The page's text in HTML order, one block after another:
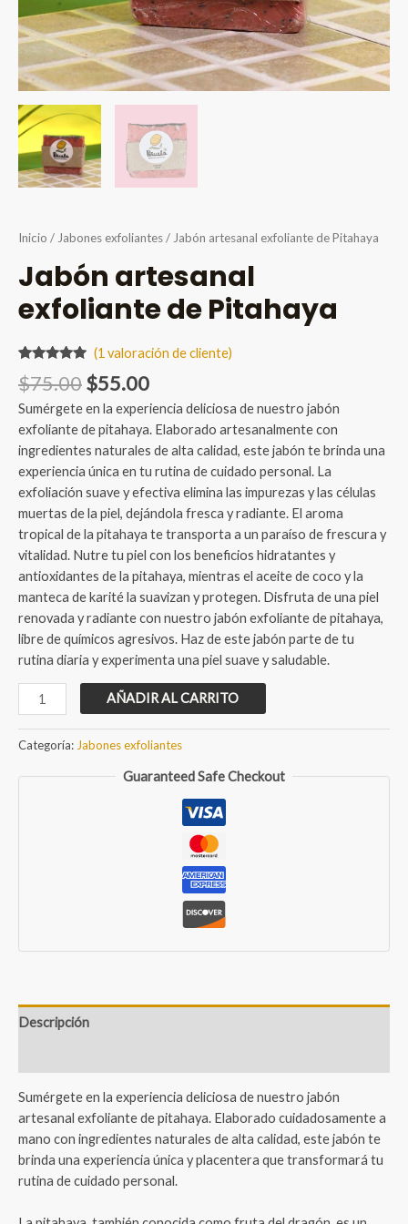
Inicio / Jabones exfoliantes/ Jabón artesanal exfoliante de Pitahaya
Jabón artesanal
exfoliante de Pitahaya
Valorado
5.00sobre
5 basado
en
1
puntuación
de cliente
(1 valoración de cliente)
$75.00Original
price
was:
$75.00.
$55.00Current
price
is:
$55.00.
Sumérgete en la experiencia deliciosa de nuestro jabón
exfoliante de pitahaya. Elaborado artesanalmente con
ingredientes naturales de alta calidad, este jabón te brinda una
experiencia única en tu rutina de cuidado personal. La
exfoliación suave y efectiva elimina las impurezas y las células
muertas de la piel, dejándola fresca y radiante. El aroma
tropical de la pitahaya te transporta a un paraíso de frescura y
vitalidad. Nutre tu piel con los beneficios hidratantes y
antioxidantes de la pitahaya, mientras el aceite de coco y la
manteca de karité la suavizan y protegen. Disfruta de una piel
renovada y radiante con nuestro jabón exfoliante de pitahaya,
libre de químicos agresivos. Haz de este jabón parte de tu
rutina diaria y experimenta una piel suave y saludable.
Jabón
artesanal
exfoliante
Pitahaya
AÑADIR AL CARRITO
Categoría:Jabones exfoliantes
Guaranteed Safe Checkout
Descripción
Sumérgete en la experiencia deliciosa de nuestro jabón
artesanal exfoliante de pitahaya. Elaborado cuidadosamente a
mano con ingredientes naturales de alta calidad, este jabón te
brinda una experiencia única y placentera que transformará tu
rutina de cuidado personal.